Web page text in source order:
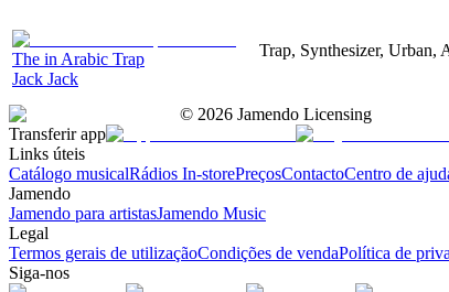
The in Arabic Trap
Jack Jack
Trap, Synthesizer, Urban,
© 2026 Jamendo Licensing
Transferir app
Links úteis
Catálogo musicalRádios In-storePreçosContactoCentro de
Jamendo
Jamendo para artistasJamendo Music
Legal
Termos gerais de utilizaçãoCondições de vendaPolítica de
Siga-nos